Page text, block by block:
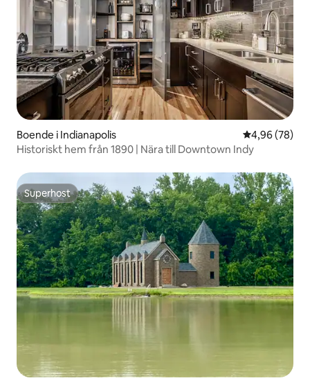
Boende i Indianapolis 4,96 av 5 i
4,96 (78)
Historiskt hem från 1890 | Nära till Downtown Indy
Superhost
Superhost